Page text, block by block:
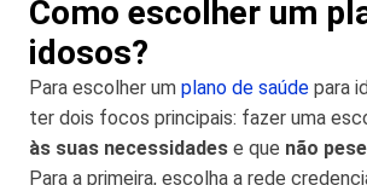
Como escolher um
idosos?
Para escolher um plano de saúde para
ter dois focos principais: fazer uma
às suas necessidades e que não
Para a primeira, escolha a rede